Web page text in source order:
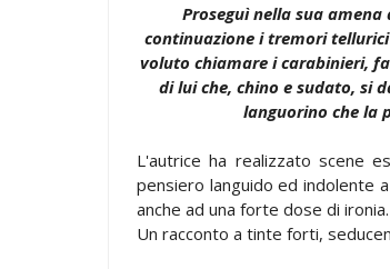
Proseguì nella sua
continuazione i tremori
voluto chiamare i carabinieri,
di lui che, chino e sudato, si
languorino che la
L'autrice ha realizzato scene
pensiero languido ed indolente
anche ad una forte dose di ironia.
Un racconto a tinte forti,